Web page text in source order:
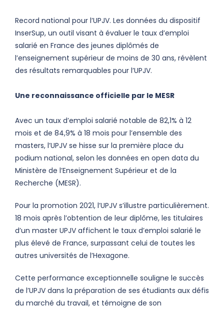
Record national pour l’UPJV. Les données du dispositif
InserSup, un outil visant à évaluer le taux d’emploi
salarié en France des jeunes diplômés de
l’enseignement supérieur de moins de 30 ans, révèlent
des résultats remarquables pour l’UPJV.
Une reconnaissance officielle par le MESR
Avec un taux d’emploi salarié notable de 82,1% à 12
mois et de 84,9% à 18 mois pour l’ensemble des
masters, l’UPJV se hisse sur la première place du
podium national, selon les données en open data du
Ministère de l’Enseignement Supérieur et de la
Recherche (MESR).
Pour la promotion 2021, l’UPJV s’illustre particulièrement.
18 mois après l’obtention de leur diplôme, les titulaires
d’un master UPJV affichent le taux d’emploi salarié le
plus élevé de France, surpassant celui de toutes les
autres universités de l’Hexagone.
Cette performance exceptionnelle souligne le succès
de l’UPJV dans la préparation de ses étudiants aux défis
du marché du travail, et témoigne de son